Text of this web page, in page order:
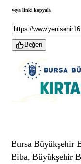
veya linki kopyala
Beğen
Bursa Büyükşehir
Biba, Büyükşehir